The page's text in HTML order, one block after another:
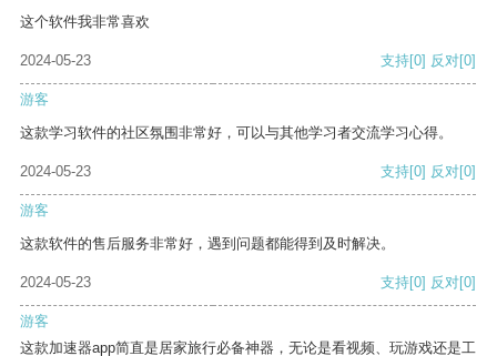
这个软件我非常喜欢
2024-05-23 支持[0] 反对[0]
游客
这款学习软件的社区氛围非常好，可以与其他学习者交流学习心得。
2024-05-23 支持[0] 反对[0]
游客
这款软件的售后服务非常好，遇到问题都能得到及时解决。
2024-05-23 支持[0] 反对[0]
游客
这款加速器app简直是居家旅行必备神器，无论是看视频、玩游戏还是工